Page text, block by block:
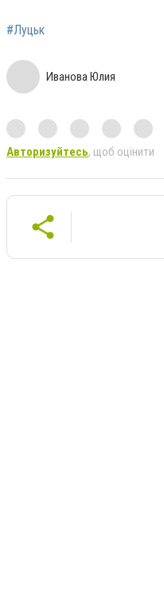
#Луцьк
Иванова Юлия
Авторизуйтесь, щоб оцінити